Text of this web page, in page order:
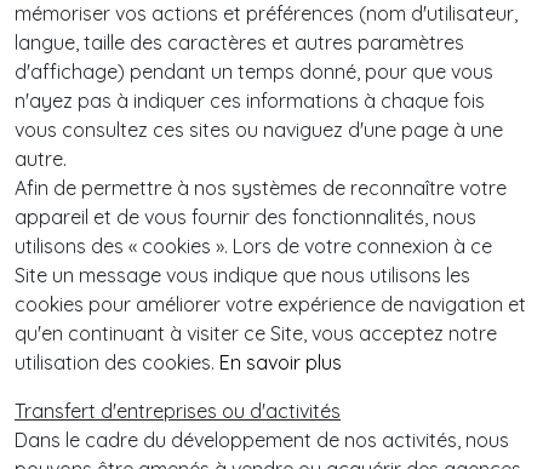
mémoriser vos actions et préférences (nom d'utilisateur,
langue, taille des caractères et autres paramètres
d'affichage) pendant un temps donné, pour que vous
n'ayez pas à indiquer ces informations à chaque fois
vous consultez ces sites ou naviguez d'une page à une
autre.
Afin de permettre à nos systèmes de reconnaître votre
appareil et de vous fournir des fonctionnalités, nous
utilisons des « cookies ». Lors de votre connexion à ce
Site un message vous indique que nous utilisons les
cookies pour améliorer votre expérience de navigation et
qu'en continuant à visiter ce Site, vous acceptez notre
utilisation des cookies. En savoir plus
Transfert d'entreprises ou d'activités
Dans le cadre du développement de nos activités, nous